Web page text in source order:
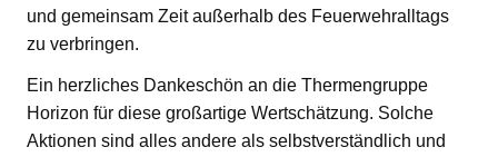
und gemeinsam Zeit außerhalb des Feuerwehralltags
zu verbringen.
Ein herzliches Dankeschön an die Thermengruppe
Horizon für diese großartige Wertschätzung. Solche
Aktionen sind alles andere als selbstverständlich und